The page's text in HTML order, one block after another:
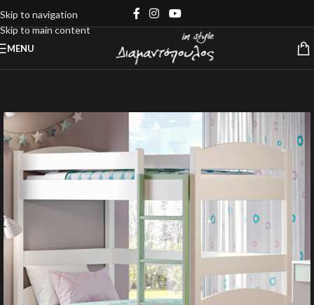
Skip to navigation
Skip to main content
MENU